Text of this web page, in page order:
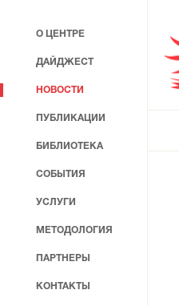
О ЦЕНТРЕ
ДАЙДЖЕСТ
НОВОСТИ
ПУБЛИКАЦИИ
БИБЛИОТЕКА
СОБЫТИЯ
УСЛУГИ
МЕТОДОЛОГИЯ
ПАРТНЕРЫ
КОНТАКТЫ